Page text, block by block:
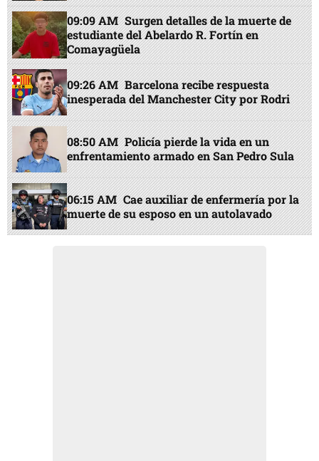
09:09 AM Surgen detalles de la muerte de
estudiante del Abelardo R. Fortín en
Comayagüela
09:26 AM Barcelona recibe respuesta
inesperada del Manchester City por Rodri
08:50 AM Policía pierde la vida en un
enfrentamiento armado en San Pedro Sula
06:15 AM Cae auxiliar de enfermería por la
muerte de su esposo en un autolavado